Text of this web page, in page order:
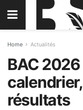
Home Actualités
BAC 2026
résultats